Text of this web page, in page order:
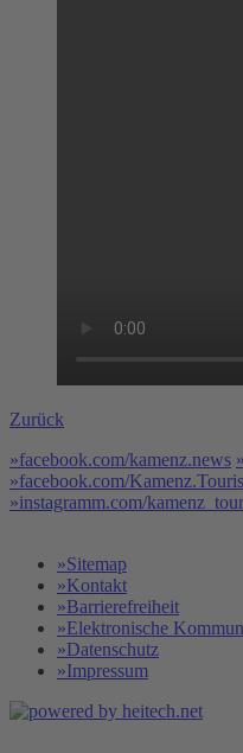
Zurück
»facebook.com/kamenz.news
»facebook.com/
»instagramm.com/
»Sitemap
»Kontakt
»Barrierefreiheit
»Elektronische
»Datenschutz
»Impressum